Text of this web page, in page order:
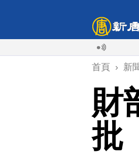
首頁 › 新
財
批